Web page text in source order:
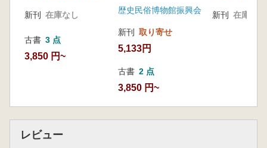
第Ⅲ部 網干善教先生追悼文
新刊 在庫なし
古書 3 点
3,850 円~
歴史民俗博物館振興会
新刊 取り寄せ
5,133円
古書 2 点
3,850 円~
新刊 在庫なし
レビュー